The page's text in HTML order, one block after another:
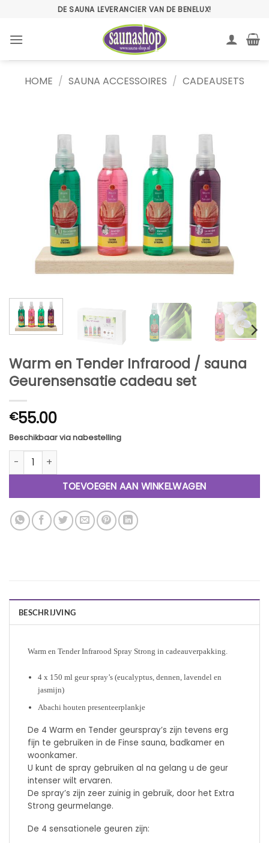
inhoud
DE SAUNA LEVERANCIER VAN DE BENELUX!
HOME / SAUNA ACCESSOIRES / CADEAUSETS
Warm en Tender Infrarood / sauna
Geurensensatie cadeau set
€55.00
Beschikbaar via nabestelling
Warm en Tender Infrarood / sauna Geurensensatie
TOEVOEGEN AAN WINKELWAGEN
BESCHRIJVING
Warm en Tender Infrarood Spray Strong in cadeauverpakking.
4 x 150 ml geur spray’s (eucalyptus, dennen, lavendel en
jasmijn)
Abachi houten presenteerplankje
De 4 Warm en Tender geurspray’s zijn tevens erg
fijn te gebruiken in de Finse sauna, badkamer en
woonkamer.
U kunt de spray gebruiken al na gelang u de geur
intenser wilt ervaren.
De spray’s zijn zeer zuinig in gebruik, door het Extra
Strong geurmelange.
De 4 sensationele geuren zijn: